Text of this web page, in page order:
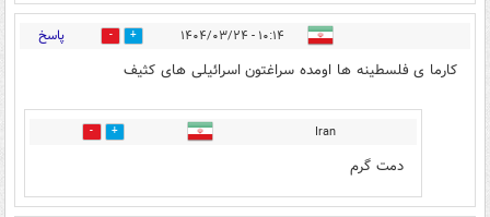
۱۰:۱۴ - ۱۴۰۴/۰۳/۲۴ 4 پاسخ
کارما ی فلسطینه ها اومده سراغتون اسرائیلی های کثیف
Iran
0
دمت گرم